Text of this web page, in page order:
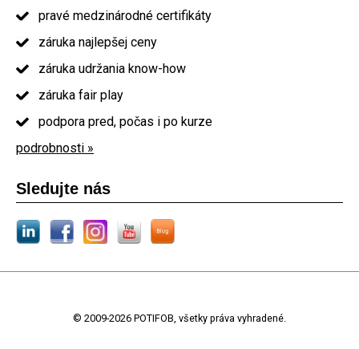
pravé medzinárodné certifikáty
záruka najlepšej ceny
záruka udržania know-how
záruka fair play
podpora pred, počas i po kurze
podrobnosti »
Sledujte nás
© 2009-2026 POTIFOB, všetky práva vyhradené.